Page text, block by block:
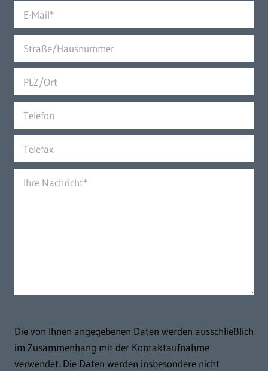
Die von Ihnen angegebenen Daten werden ausschließlich
im Zusammenhang mit der Kontaktaufnahme
verwendet. Die Daten werden insbesondere nicht